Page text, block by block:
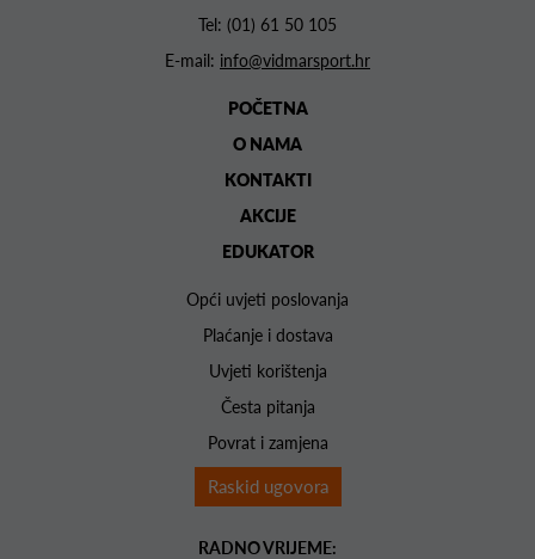
Tel: (01) 61 50 105
E-mail: info@vidmarsport.hr
POČETNA
O NAMA
KONTAKTI
AKCIJE
EDUKATOR
Opći uvjeti poslovanja
Plaćanje i dostava
Uvjeti korištenja
Česta pitanja
Povrat i zamjena
Raskid ugovora
RADNO VRIJEME: